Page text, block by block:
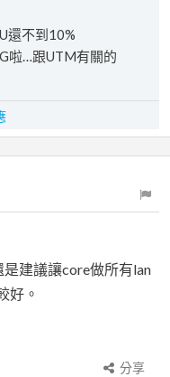
還不到10%
啦…跟UTM有關的
建議讓core做所有lan
好。
分享